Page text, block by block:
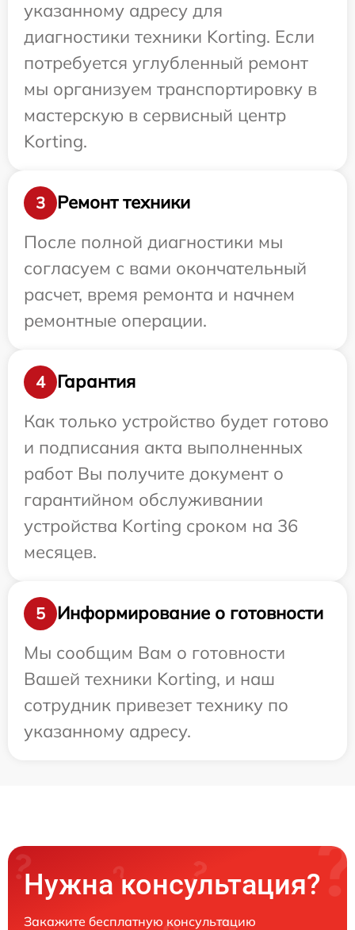
указанному адресу для
диагностики техники Korting. Если
потребуется углубленный ремонт
мы организуем транспортировку в
мастерскую в сервисный центр
Korting.
3
Ремонт техники
После полной диагностики мы
согласуем с вами окончательный
расчет, время ремонта и начнем
ремонтные операции.
4
Гарантия
Как только устройство будет готово
и подписания акта выполненных
работ Вы получите документ о
гарантийном обслуживании
устройства Korting сроком на 36
месяцев.
5
Информирование о готовности
Мы сообщим Вам о готовности
Вашей техники Korting, и наш
сотрудник привезет технику по
указанному адресу.
Нужна консультация?
Закажите бесплатную консультацию